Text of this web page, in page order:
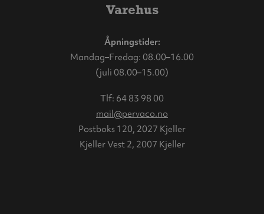
Varehus
Åpningstider:
Mandag–Fredag: 08.00–16.00
(juli 08.00–15.00)
Tlf: 64 83 98 00
mail@pervaco.no
Postboks 120, 2027 Kjeller
Kjeller Vest 2, 2007 Kjeller